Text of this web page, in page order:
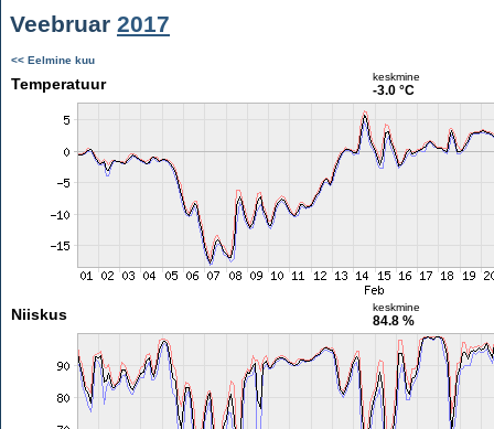
Veebruar 2017
<< Eelmine kuu
Temperatuur keskmine
-3.0 °C
Niiskus keskmine
84.8 %